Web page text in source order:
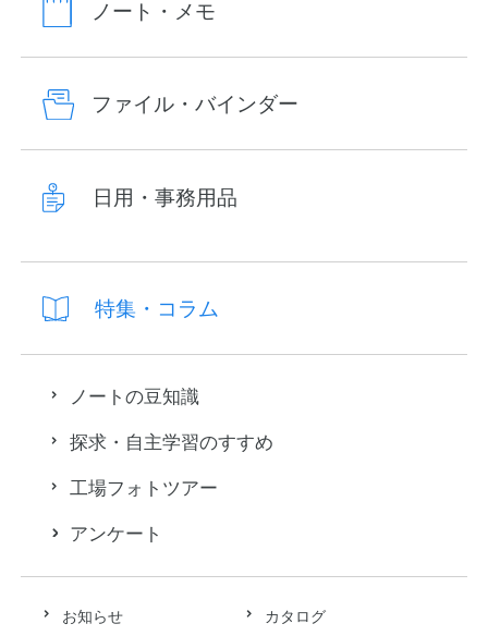
お知らせ カタログ
ノート・メモ
ファイル・バインダー
日用・事務用品
特集・コラム
ノートの豆知識
探求・自主学習のすすめ
工場フォトツアー
アンケート